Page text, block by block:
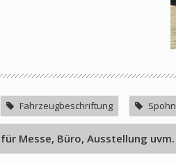
Fahrzeugbeschriftung Spohn
Messe, Büro, Ausstellung uvm.